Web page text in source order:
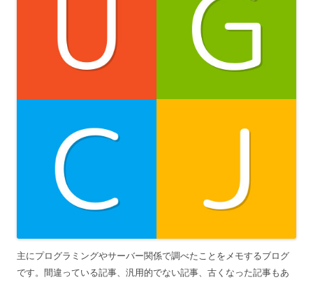
主にプログラミングやサーバー関係で調べたことをメモするブログ
です。間違っている記事、汎用的でない記事、古くなった記事もあ